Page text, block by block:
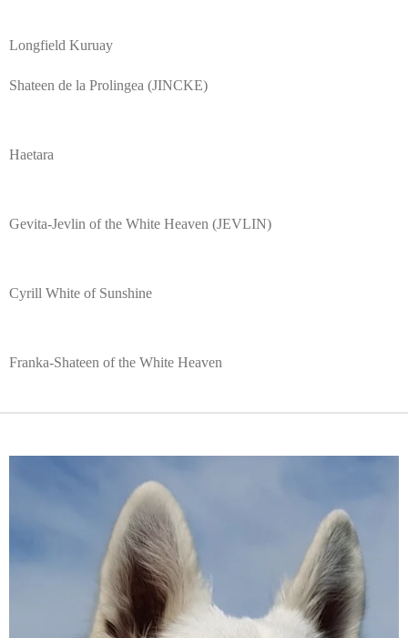
Longfield Kuruay
Shateen de la Prolingea (JINCKE)
Haetara
Gevita-Jevlin of the White Heaven (JEVLIN)
Cyrill White of Sunshine
Franka-Shateen of the White Heaven